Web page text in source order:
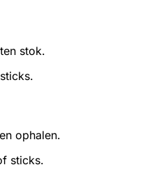
stok.
ophalen.
sticks.